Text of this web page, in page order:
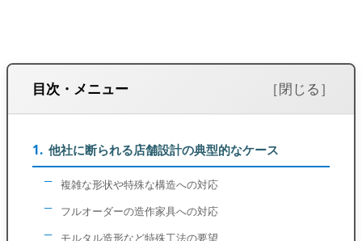
目次・メニュー
他社に断られる店舗設計の典型的なケース
複雑な形状や特殊な構造への対応
フルオーダーの造作家具への対応